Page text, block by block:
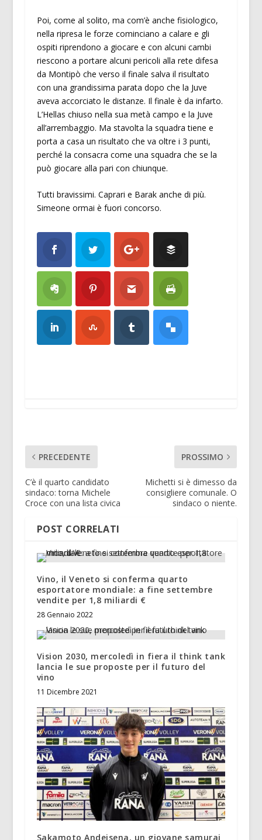
Poi, come al solito, ma com’è anche fisiologico,
nella ripresa le forze cominciano a calare e gli
ospiti riprendono a giocare e con alcuni cambi
riescono a portare alcuni pericoli alla rete difesa
da Montipò che verso il finale salva il risultato
con una grandissima parata dopo che la Juve
aveva accorciato le distanze. Il finale è da infarto.
L’Hellas chiuso nella sua metà campo e la Juve
all’arrembaggio. Ma stavolta la squadra tiene e
porta a casa un risultato che va oltre i 3 punti,
perché la consacra come una squadra che se la
può giocare alla pari con chiunque.
Tutti bravissimi. Caprari e Barak anche di più.
Simeone ormai è fuori concorso.
PRECEDENTE
C’è il quarto candidato
sindaco: torna Michele
Croce con una lista civica
PROSSIMO
Michetti si è dimesso da
consigliere comunale. O
sindaco o niente.
POST CORRELATI
Vino, il Veneto si conferma quarto
esportatore mondiale: a fine settembre
vendite per 1,8 miliardi €
28 Gennaio 2022
Vision 2030, mercoledì in fiera il think tank
lancia le sue proposte per il futuro del
vino
11 Dicembre 2021
Sakamoto Andeisena, un giovane samurai